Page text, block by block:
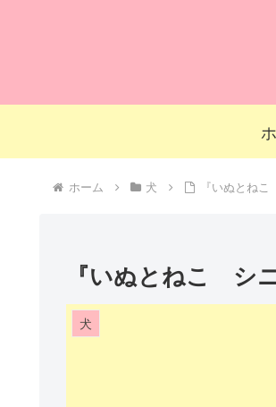
ホーム 犬 『いぬとね
『いぬとねこ シ
犬